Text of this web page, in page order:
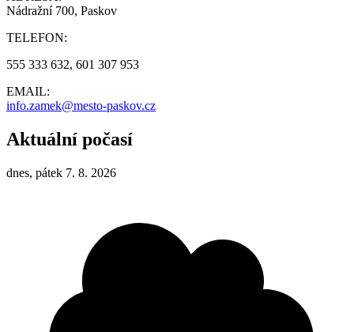
Nádražní 700, Paskov
TELEFON:
555 333 632, 601 307 953
EMAIL:
info.zamek@mesto-paskov.cz
Aktuální počasí
dnes, pátek 7. 8. 2026